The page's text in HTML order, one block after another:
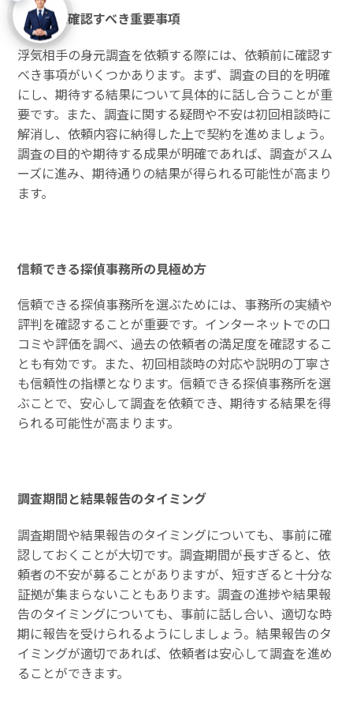
依頼前に確認すべき重要事項
浮気相手の身元調査を依頼する際には、依頼前に確認す
べき事項がいくつかあります。まず、調査の目的を明確
にし、期待する結果について具体的に話し合うことが重
要です。また、調査に関する疑問や不安は初回相談時に
解消し、依頼内容に納得した上で契約を進めましょう。
調査の目的や期待する成果が明確であれば、調査がスム
ーズに進み、期待通りの結果が得られる可能性が高まり
ます。
信頼できる探偵事務所の見極め方
信頼できる探偵事務所を選ぶためには、事務所の実績や
評判を確認することが重要です。インターネットでの口
コミや評価を調べ、過去の依頼者の満足度を確認するこ
とも有効です。また、初回相談時の対応や説明の丁寧さ
も信頼性の指標となります。信頼できる探偵事務所を選
ぶことで、安心して調査を依頼でき、期待する結果を得
られる可能性が高まります。
調査期間と結果報告のタイミング
調査期間や結果報告のタイミングについても、事前に確
認しておくことが大切です。調査期間が長すぎると、依
頼者の不安が募ることがありますが、短すぎると十分な
証拠が集まらないこともあります。調査の進捗や結果報
告のタイミングについても、事前に話し合い、適切な時
期に報告を受けられるようにしましょう。結果報告のタ
イミングが適切であれば、依頼者は安心して調査を進め
ることができます。